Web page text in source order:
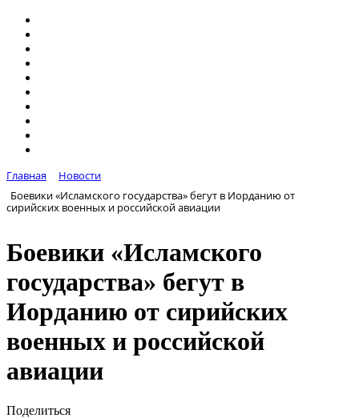
Главная
Новости
Боевики «Исламского государства» бегут в Иорданию от
сирийских военных и российской авиации
Боевики «Исламского
государства» бегут в
Иорданию от сирийских
военных и российской
авиации
Поделиться